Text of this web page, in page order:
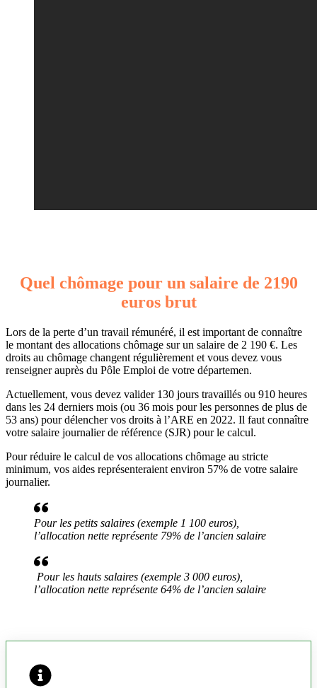
Quel chômage pour un salaire de 2190
euros brut
Lors de la perte d’un travail rémunéré, il est important de connaître
le montant des allocations chômage sur un salaire de 2 190 €. Les
droits au chômage changent régulièrement et vous devez vous
renseigner auprès du Pôle Emploi de votre départemen.
Actuellement, vous devez valider 130 jours travaillés ou 910 heures
dans les 24 derniers mois (ou 36 mois pour les personnes de plus de
53 ans) pour délencher vos droits à l’ARE en 2022. Il faut connaître
votre salaire journalier de référence (SJR) pour le calcul.
Pour réduire le calcul de vos allocations chômage au stricte
minimum, vos aides représenteraient environ 57% de votre salaire
journalier.
Pour les petits salaires (exemple 1 100 euros),
l’allocation nette représente 79% de l’ancien salaire
Pour les hauts salaires (exemple 3 000 euros),
l’allocation nette représente 64% de l’ancien salaire